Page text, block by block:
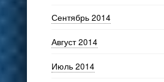
Сентябрь 2014
Август 2014
Июль 2014